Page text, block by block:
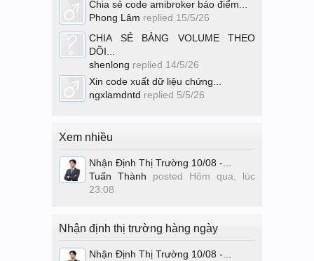
Chia sẻ code amibroker báo điểm...
Phong Lâm replied 15/5/26
CHIA SẺ BẢNG VOLUME THEO
DÕI...
shenlong replied 14/5/26
Xin code xuất dữ liệu chứng...
ngxlamdntd replied 5/5/26
Xem nhiều
Nhận Định Thị Trường 10/08 -...
Tuấn Thành posted Hôm qua, lúc
23:08
Nhận định thị trường hàng ngày
Nhận Định Thị Trường 10/08 -...